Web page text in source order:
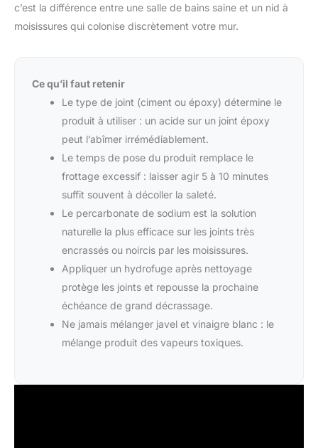
c’est la différence entre une salle de bains saine et un nid à
moisissures qui colonise discrètement votre mur.
Ce qu’il faut retenir
Le type de joint (ciment ou époxy) détermine le
produit à utiliser : un acide sur un joint époxy
peut l’abîmer irrémédiablement.
Le temps de pose du produit remplace le
frottage excessif : laisser agir 5 à 10 minutes
suffit souvent à décoller la saleté.
Le percarbonate de sodium est la solution
naturelle la plus efficace sur les joints très
encrassés ou noircis par les moisissures.
Appliquer un hydrofuge après nettoyage
protège les joints et repousse la prochaine
échéance de grand décrassage.
Ne jamais mélanger javel et vinaigre blanc : le
mélange produit des vapeurs toxiques.